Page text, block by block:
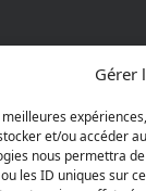
Gérer
et/ou accéder
nous permettra
les ID uniques sur